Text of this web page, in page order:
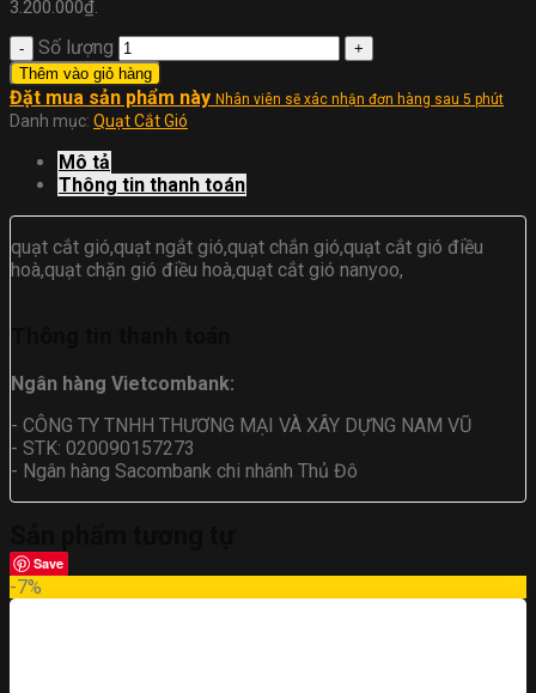
3.200.000₫.
Số lượng
Thêm vào giỏ hàng
Đặt mua sản phẩm này Nhân viên sẽ xác nhận đơn hàng sau 5 phút
Danh mục: Quạt Cắt Gió
Mô tả
Thông tin thanh toán
quạt cắt gió,quạt ngắt gió,quạt chắn gió,quạt cắt gió điều
hoà,quạt chặn gió điều hoà,quạt cắt gió nanyoo,
Ngân hàng Vietcombank:
- CÔNG TY TNHH THƯƠNG MẠI VÀ XÂY DỰNG NAM VŨ
- STK: 020090157273
- Ngân hàng Sacombank chi nhánh Thủ Đô
Save
-7%